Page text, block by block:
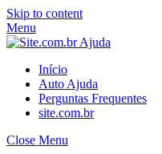
Skip to content
Menu
Início
Auto Ajuda
Perguntas Frequentes
site.com.br
Close Menu